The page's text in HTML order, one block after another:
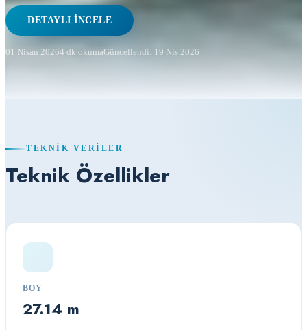
DETAYLI İNCELE
01 Nisan 20264 dk okumaGüncellendi: 19 Nis 2026
TEKNIK VERILER
Teknik Özellikler
BOY
27.14 m